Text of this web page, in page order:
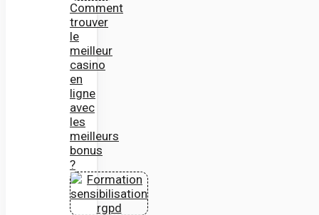
Comment
trouver
le
meilleur
casino
en
ligne
avec
les
meilleurs
bonus
?